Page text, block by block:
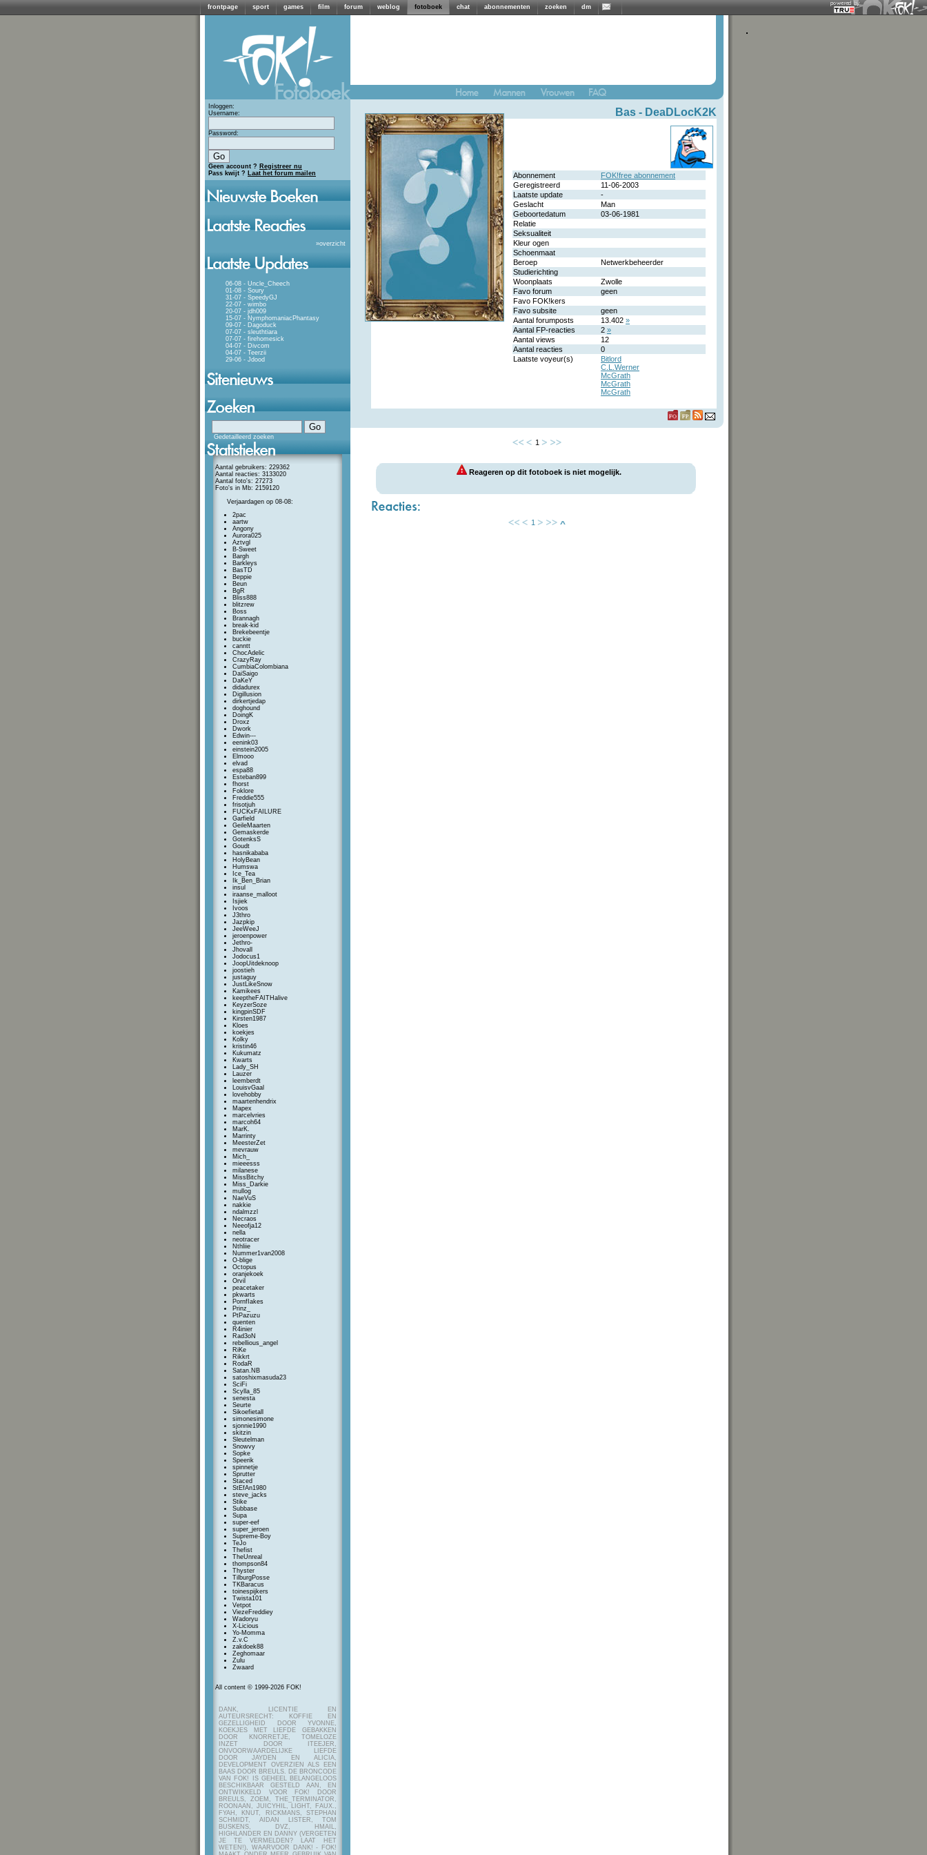
frontpage sport games film forum weblog fotoboek chat abonnementen zoeken dm
Inloggen:
Username:
Password:
Geen account ? Registreer nu
Pass kwijt ? Laat het forum mailen
»overzicht
06-08 - Uncle_Cheech
01-08 - Soury
31-07 - SpeedyGJ
22-07 - wimbo
20-07 - jdh009
15-07 - NymphomaniacPhantasy
09-07 - Dagoduck
07-07 - sleuthtiara
07-07 - firehomesick
04-07 - Divcom
04-07 - Teerzii
29-06 - Jdood
Gedetailleerd zoeken
Aantal gebruikers: 229362
Aantal reacties: 3133020
Aantal foto's: 27273
Foto's in Mb: 2159120
Verjaardagen op 08-08:
2pac
aartw
Angony
Aurora025
Aztvgl
B-Sweet
Bargh
Barkleys
BasTD
Beppie
Beun
BgR
Bliss888
blitzrew
Boss
Brannagh
break-kid
Brekebeentje
buckie
canntt
ChocAdelic
CrazyRay
CumbiaColombiana
DaiSaigo
DaKeY
didadurex
Digillusion
dirkertjedap
doghound
DoingK
Droxz
Dwork
Edwin---
eenink03
einstein2005
Elmooo
elvad
espa88
Esteban899
fhorst
Foklore
Freddie555
frisotjuh
FUCKxFAILURE
Garfield
GeileMaarten
Gemaskerde
GotenksS
Goudt
hasnikababa
HolyBean
Humswa
Ice_Tea
Ik_Ben_Brian
insul
iraanse_malloot
Isjiek
Ivoos
J3thro
Jazpkip
JeeWeeJ
jeroenpower
Jethro-
Jhovall
Jodocus1
JoopUitdeknoop
joostieh
justaguy
JustLikeSnow
Kamikees
keeptheFAITHalive
KeyzerSoze
kingpinSDF
Kirsten1987
Kloes
koekjes
Kolky
kristin46
Kukumatz
Kwarts
Lady_SH
Lauzer
leemberdt
LouisvGaal
lovehobby
maartenhendrix
Mapex
marcelvries
marcoh64
MarK.
Marrinty
MeesterZet
mevrauw
Mich_
mieeesss
milanese
MissBitchy
Miss_Darkie
mullog
NaeVuS
nakkie
ndalmzzl
Necraos
Neeofja12
nella
neotracer
Nthliie
Nummer1van2008
O-blige
Octopus
oranjekoek
Orvil
peacetaker
pkwarts
PornfIakes
Prinz_
PtPazuzu
quenten
R4inier
Rad3oN
rebellious_angel
RiKe
Rikkrt
RodaR
Satan.NB
satoshixmasuda23
SciFi
Scylla_85
senesta
Seurte
Sikoefietall
simonesimone
sjonnie1990
skitzin
Sleutelman
Snowvy
Sopke
Speerik
spinnetje
Sprutter
Staced
StEfAn1980
steve_jacks
Stike
Subbase
Supa
super-eef
super_jeroen
Supreme-Boy
TeJo
Thefist
TheUnreal
thompson84
Thyster
TilburgPosse
TKBaracus
toinespijkers
Twista101
Vetpot
ViezeFreddiey
Wadoryu
X-Licious
Yo-Momma
Z.v.C
zakdoek88
Zeghomaar
Zulu
Zwaard
All content © 1999-2026 FOK!
DANK, LICENTIE EN
AUTEURSRECHT: KOFFIE EN
GEZELLIGHEID DOOR YVONNE,
KOEKJES MET LIEFDE GEBAKKEN
DOOR KNORRETJE, TOMELOZE
INZET DOOR ITEEJER,
ONVOORWAARDELIJKE LIEFDE
DOOR JAYDEN EN ALICIA,
DEVELOPMENT OVERZIEN ALS EEN
BAAS DOOR BREULS. DE BRONCODE
VAN FOK! IS GEHEEL BELANGELOOS
BESCHIKBAAR GESTELD AAN, EN
ONTWIKKELD VOOR FOK! DOOR
BREULS, ZOEM, THE_TERMINATOR,
ROONAAN, JUICYHIL, LIGHT, FAUX.,
FYAH, KNUT, RICKMANS, STEPHAN
SCHMIDT, AIDAN LISTER, TOM
BUSKENS, DVZ, HMAIL,
HIGHLANDER EN DANNY (VERGETEN
JE TE VERMELDEN? LAAT HET
WETEN!), WAARVOOR DANK! - FOK!
Bas - DeaDLocK2K
Abonnement
FOK!free abonnement
Geregistreerd
11-06-2003
Laatste update
-
Geslacht
Man
Geboortedatum
03-06-1981
Relatie
Seksualiteit
Kleur ogen
Schoenmaat
Beroep
Netwerkbeheerder
Studierichting
Woonplaats
Zwolle
Favo forum
geen
Favo FOK!kers
Favo subsite
geen
Aantal forumposts
13.402 »
Aantal FP-reacties
2 »
Aantal views
12
Aantal reacties
0
Laatste voyeur(s)
Bitlord
C.L.Werner
McGrath
McGrath
McGrath
1
Reageren op dit fotoboek is niet mogelijk.
1